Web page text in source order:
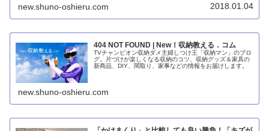
new.shuno-oshieru.com 2018.01.04
404 NOT FOUND | New！収納教える．コム
TVチャンピオン収納ダメ主婦しつけ王「収納マン」のブロ
グ。片づけが楽しくなる収納のコツ、収納グッズ＆家具の
新商品、DIY、間取り、家事などの情報をお届けします。
new.shuno-oshieru.com